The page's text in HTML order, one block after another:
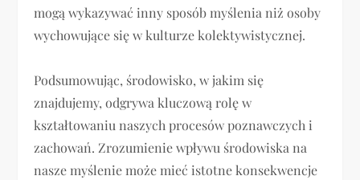
mogą wykazywać inny sposób myślenia niż osoby
wychowujące się w kulturze kolektywistycznej.
Podsumowując, środowisko, w jakim się
znajdujemy, odgrywa kluczową rolę w
kształtowaniu naszych procesów poznawczych i
zachowań. Zrozumienie wpływu środowiska na
nasze myślenie może mieć istotne konsekwencje